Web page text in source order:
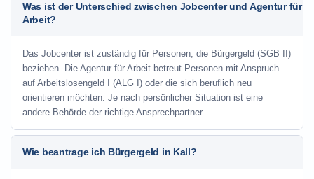
Was ist der Unterschied zwischen Jobcenter und Agentur für
Arbeit?
Das Jobcenter ist zuständig für Personen, die Bürgergeld (SGB II)
beziehen. Die Agentur für Arbeit betreut Personen mit Anspruch
auf Arbeitslosengeld I (ALG I) oder die sich beruflich neu
orientieren möchten. Je nach persönlicher Situation ist eine
andere Behörde der richtige Ansprechpartner.
Wie beantrage ich Bürgergeld in Kall?